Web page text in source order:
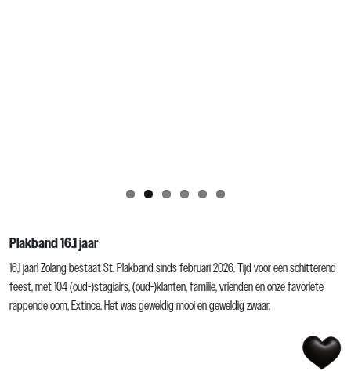
Plakband 16.1 jaar
16,1 jaar! Zolang bestaat St. Plakband sinds februari 2026. Tijd voor een schitterend
feest, met 104 (oud-)stagiairs, (oud-)klanten, familie, vrienden en onze favoriete
rappende oom, Extince. Het was geweldig mooi en geweldig zwaar.